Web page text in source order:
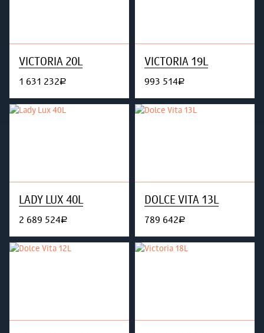
VICTORIA 20L
1 631 232руб.
VICTORIA 19L
993 514руб.
LADY LUX 40L
2 689 524руб.
DOLCE VITA 13L
789 642руб.